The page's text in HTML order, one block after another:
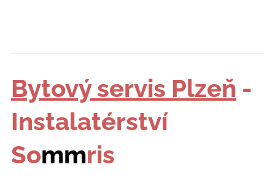
Bytový servis Plzeň -
Instalatérství
Sommris